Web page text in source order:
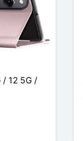
/ 12 5G /